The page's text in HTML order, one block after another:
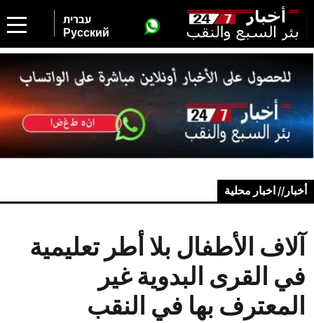
עברית
Русский
أخبار// اخبار محلية
آلاف الأطفال بلا أطر تعليمية
في القرى البدوية غير
المعترف بها في النقب